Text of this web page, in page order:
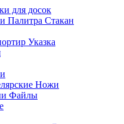
для досок
Палитра Стакан
Указка
Ножи
Файлы